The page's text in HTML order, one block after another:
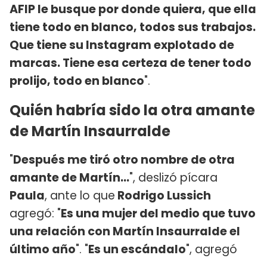
AFIP le busque por donde quiera, que ella
tiene todo en blanco, todos sus trabajos.
Que tiene su Instagram explotado de
marcas. Tiene esa certeza de tener todo
prolijo, todo en blanco".
Quién habría sido la otra amante
de Martín Insaurralde
"Después me tiró otro nombre de otra
amante de Martín...", deslizó pícara
Paula, ante lo que Rodrigo Lussich
agregó: "Es una mujer del medio que tuvo
una relación con Martín Insaurralde el
último año". "Es un escándalo", agregó